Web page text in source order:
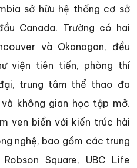
sở hữu hệ thống cơ sở
Canada. Trường có hai
và Okanagan, đều
viện tiên tiến, phòng thí
trung tâm thể thao đa
không gian học tập mở.
ven biển với kiến trúc hài
nghệ, bao gồm các trung
Square, UBC Life